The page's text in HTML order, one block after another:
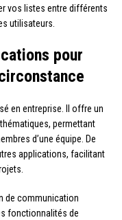
vos listes entre différents
utilisateurs.
pour
en entreprise. Il offre un
permettant
d’une équipe. De
applications, facilitant
de communication
fonctionnalités de